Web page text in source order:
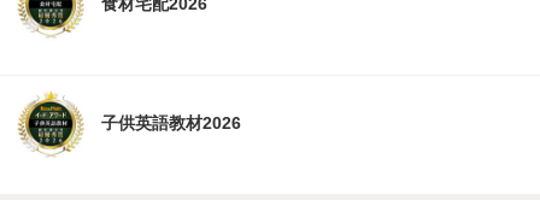
子供英語教材2026